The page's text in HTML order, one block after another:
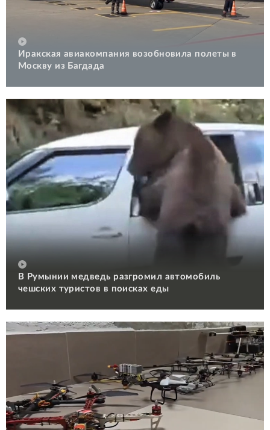
Иракская авиакомпания возобновила полеты в
Москву из Багдада
В Румынии медведь разгромил автомобиль
чешских туристов в поисках еды